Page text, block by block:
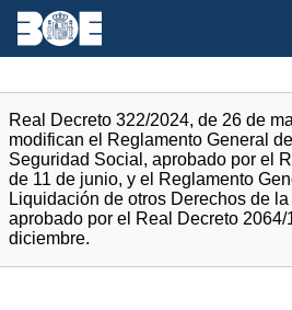
Real Decreto 322/2024, de 26 de
modifican el Reglamento General
Seguridad Social, aprobado por el
de 11 de junio, y el Reglamento
Liquidación de otros Derechos de
aprobado por el Real Decreto 2064/
diciembre.